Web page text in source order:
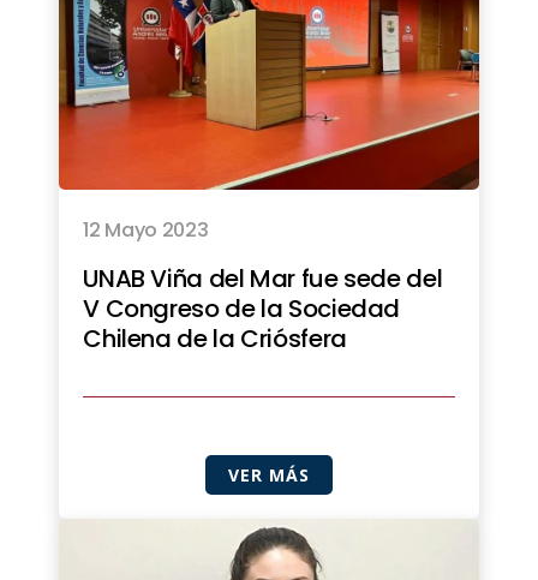
12 Mayo 2023
UNAB Viña del Mar fue sede del
V Congreso de la Sociedad
Chilena de la Criósfera
VER MÁS